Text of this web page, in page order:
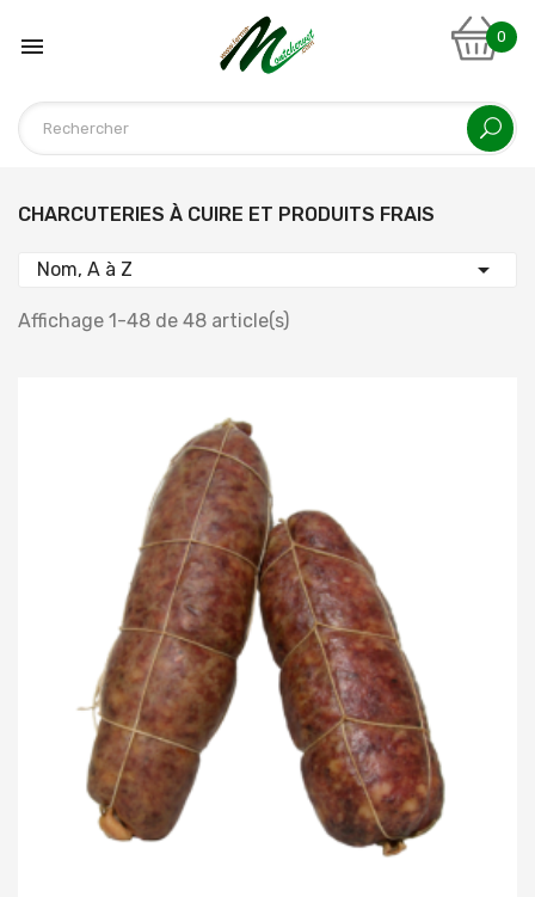
 0
CHARCUTERIES À CUIRE ET PRODUITS FRAIS
Nom, A à Z 
Affichage 1-48 de 48 article(s)